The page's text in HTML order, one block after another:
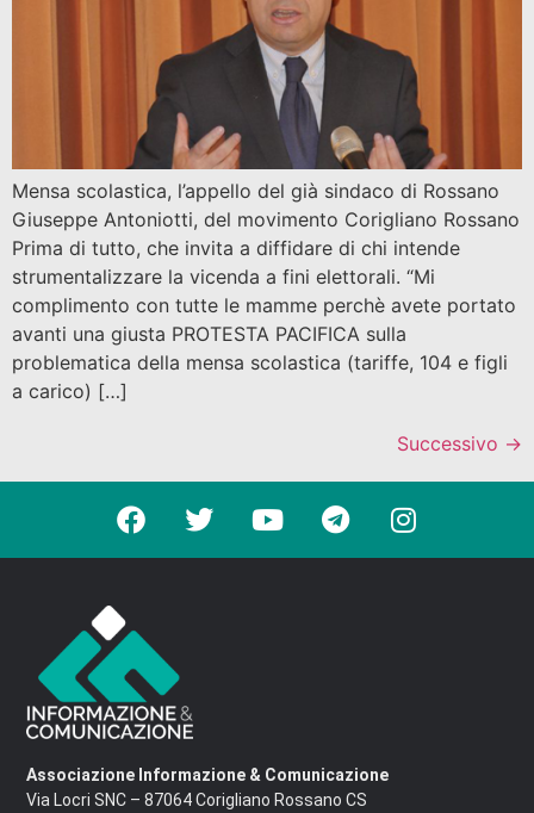
Mensa scolastica, l’appello del già sindaco di Rossano
Giuseppe Antoniotti, del movimento Corigliano Rossano
Prima di tutto, che invita a diffidare di chi intende
strumentalizzare la vicenda a fini elettorali. “Mi
complimento con tutte le mamme perchè avete portato
avanti una giusta PROTESTA PACIFICA sulla
problematica della mensa scolastica (tariffe, 104 e figli
a carico) […]
Successivo →
Associazione Informazione & Comunicazione
Via Locri SNC – 87064 Corigliano Rossano CS